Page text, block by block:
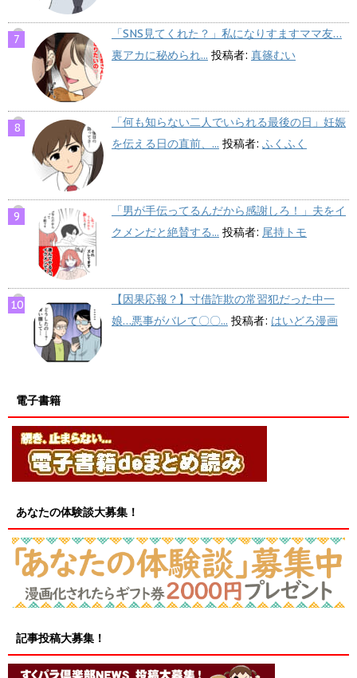
「SNS見てくれた？」私になりすますママ友…
裏アカに秘められ... 投稿者: 真篠むい
「何も知らない二人でいられる最後の日」妊娠
を伝える日の直前、... 投稿者: ふくふく
「男が手伝ってるんだから感謝しろ！」夫をイ
クメンだと絶賛する... 投稿者: 尾持トモ
【因果応報？】寸借詐欺の常習犯だった中一
娘…悪事がバレて〇〇... 投稿者: はいどろ漫画
電子書籍
あなたの体験談大募集！
記事投稿大募集！